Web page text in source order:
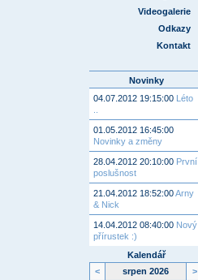
Videogalerie
Odkazy
Kontakt
Novinky
04.07.2012 19:15:00 Léto
01.05.2012 16:45:00
Novinky a změny
28.04.2012 20:10:00 První
poslušnost
21.04.2012 18:52:00Arny
& Nick
14.04.2012 08:40:00 Nový
přírustek :)
Kalendář
<
srpen 2026 >